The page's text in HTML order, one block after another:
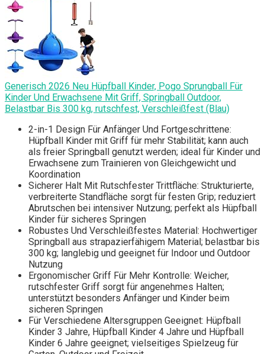
Generisch 2026 Neu Hüpfball Kinder, Pogo Sprungball Für
Kinder Und Erwachsene Mit Griff, Springball Outdoor,
Belastbar Bis 300 kg, rutschfest, Verschleißfest (Blau)
2-in-1 Design Für Anfänger Und Fortgeschrittene:
Hüpfball Kinder mit Griff für mehr Stabilität; kann auch
als freier Springball genutzt werden; ideal für Kinder und
Erwachsene zum Trainieren von Gleichgewicht und
Koordination
Sicherer Halt Mit Rutschfester Trittfläche: Strukturierte,
verbreiterte Standfläche sorgt für festen Grip; reduziert
Abrutschen bei intensiver Nutzung; perfekt als Hüpfball
Kinder für sicheres Springen
Robustes Und Verschleißfestes Material: Hochwertiger
Springball aus strapazierfähigem Material; belastbar bis
300 kg; langlebig und geeignet für Indoor und Outdoor
Nutzung
Ergonomischer Griff Für Mehr Kontrolle: Weicher,
rutschfester Griff sorgt für angenehmes Halten;
unterstützt besonders Anfänger und Kinder beim
sicheren Springen
Für Verschiedene Altersgruppen Geeignet: Hüpfball
Kinder 3 Jahre, Hüpfball Kinder 4 Jahre und Hüpfball
Kinder 6 Jahre geeignet; vielseitiges Spielzeug für